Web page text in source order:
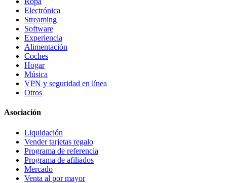
Electrónica
Streaming
Software
Experiencia
Alimentación
Coches
Hogar
Música
VPN y seguridad en línea
Otros
Asociación
Liquidación
Vender tarjetas regalo
Programa de referencia
Programa de afiliados
Mercado
Venta al por mayor